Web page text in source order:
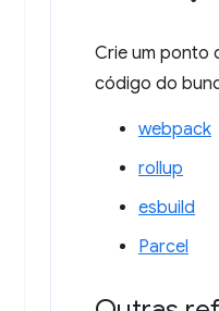
Crie um ponto
código do
webpack
rollup
esbuild
Parcel